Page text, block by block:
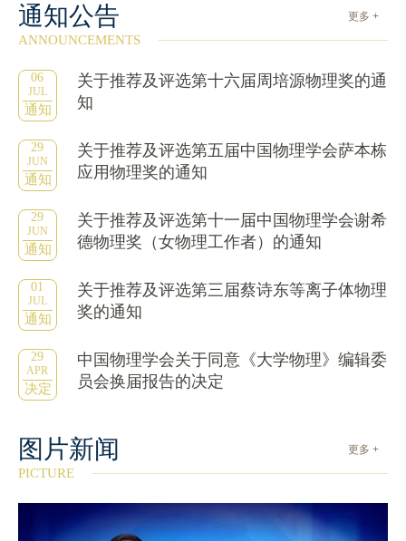
通知公告 更多 +
ANNOUNCEMENTS
06
JUL
通知
关于推荐及评选第十六届周培源物理奖的通
知
29
JUN
通知
关于推荐及评选第五届中国物理学会萨本栋
应用物理奖的通知
29
JUN
通知
关于推荐及评选第十一届中国物理学会谢希
德物理奖（女物理工作者）的通知
01
JUL
通知
关于推荐及评选第三届蔡诗东等离子体物理
奖的通知
29
APR
决定
中国物理学会关于同意《大学物理》编辑委
员会换届报告的决定
更多 +
图片新闻
PICTURE